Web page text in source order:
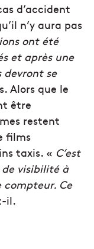
d’accident
n’y aura pas
ont été
et après une
devront se
Alors que le
être
restent
films
taxis. « C’est
visibilité à
compteur. Ce
il.